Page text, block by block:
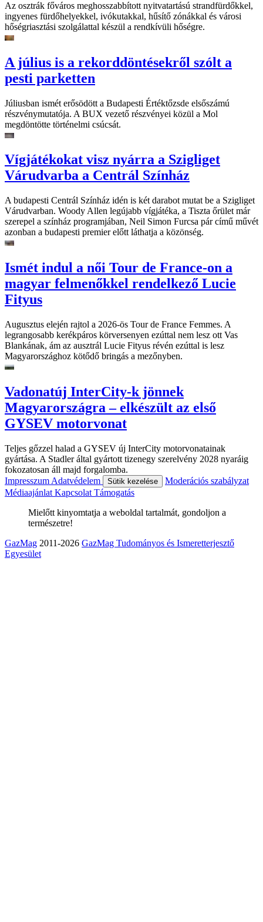
Az osztrák főváros meghosszabbított nyitvatartású strandfürdőkkel,
ingyenes fürdőhelyekkel, ivókutakkal, hűsítő zónákkal és városi
hőségriasztási szolgálattal készül a rendkívüli hőségre.
A július is a rekorddöntésekről szólt a
pesti parketten
Júliusban ismét erősödött a Budapesti Értéktőzsde elsőszámú
részvénymutatója. A BUX vezető részvényei közül a Mol
megdöntötte történelmi csúcsát.
Vígjátékokat visz nyárra a Szigliget
Várudvarba a Centrál Színház
A budapesti Centrál Színház idén is két darabot mutat be a Szigliget
Várudvarban. Woody Allen legújabb vígjátéka, a Tiszta őrület már
szerepel a színház programjában, Neil Simon Furcsa pár című művét
azonban a budapesti premier előtt láthatja a közönség.
Ismét indul a női Tour de France-on a
magyar felmenőkkel rendelkező Lucie
Fityus
Augusztus elején rajtol a 2026-ös Tour de France Femmes. A
legrangosabb kerékpáros körversenyen ezúttal nem lesz ott Vas
Blankának, ám az ausztrál Lucie Fityus révén ezúttal is lesz
Magyarországhoz kötődő bringás a mezőnyben.
Vadonatúj InterCity-k jönnek
Magyarországra – elkészült az első
GYSEV motorvonat
Teljes gőzzel halad a GYSEV új InterCity motorvonatainak
gyártása. A Stadler által gyártott tizenegy szerelvény 2028 nyaráig
fokozatosan áll majd forgalomba.
Impresszum Adatvédelem Sütik kezelése
Moderációs szabályzat
Médiaajánlat Kapcsolat Támogatás
Mielőtt kinyomtatja a weboldal tartalmát, gondoljon a
természetre!
GazMag 2011-2026 GazMag Tudományos és Ismeretterjesztő
Egyesület